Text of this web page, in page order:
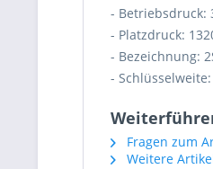
- Betriebsdruck:
- Platzdruck:
- Bezeichnung:
-
Fragen zum
Weitere